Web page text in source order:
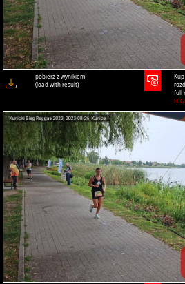
pobierz z wynikiem
(load with result)
Kup
full